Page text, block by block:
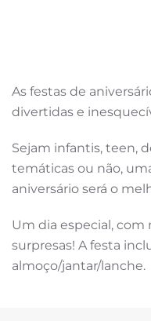
As festas de
divertidas e
Sejam infantis, teen,
temáticas ou não,
aniversário será o
Um dia especial, com
surpresas! A festa
almoço/jantar/lanche.